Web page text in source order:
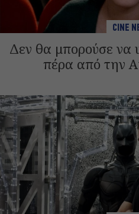
CINE
Δεν θα μπορούσε να
πέρα από την